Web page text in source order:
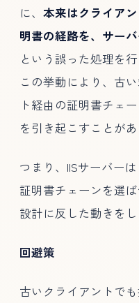
に、 本来はクライア
明書の経路を、サー
という誤った処理を行
この挙動により、古
ト経由の証明書チェ
を引き起こすことがあ
つまり、IISサーバー
証明書チェーンを選
設計に反した動きを
回避策
古いクライアントで